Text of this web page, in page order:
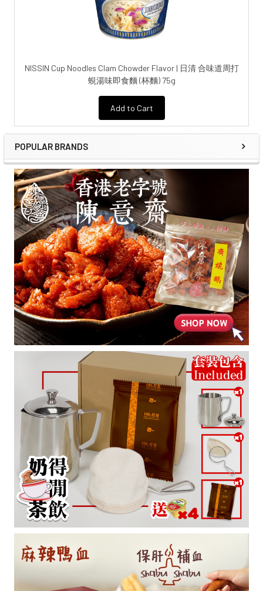
NISSIN Cup Noodles Clam Chowder Flavor | 日清 合味道周打
蜆湯味即食麵 (杯麵) 75g
Add to Cart
POPULAR BRANDS